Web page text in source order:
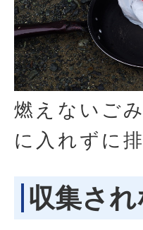
燃えないご
に入れずに
収集さ